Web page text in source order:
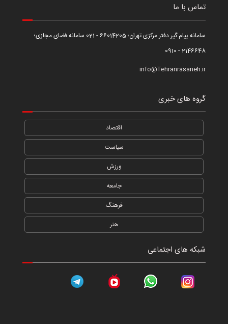
تماس با ما
سامانه پیام گیر دفتر مرکزی تهران؛ 66014205 - 021 سامانه فضای مجازی؛
2146648 - 0910
info@Tehranrasaneh.ir
گروه های خبری
اقتصاد
سیاست
ورزش
جامعه
فرهنگ
هنر
شبکه های اجتماعی